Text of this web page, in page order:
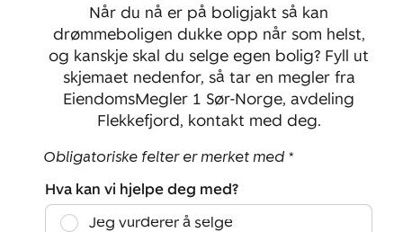
Rom:
6
Soverom:
3
Når du nå er på boligjakt så kan
drømmeboligen dukke opp når som helst,
og kanskje skal du selge egen bolig? Fyll ut
skjemaet nedenfor, så tar en megler fra
EiendomsMegler 1 Sør-Norge, avdeling
Flekkefjord, kontakt med deg.
Obligatoriske felter er merket med *
Hva kan vi hjelpe deg med?
Jeg vurderer å selge